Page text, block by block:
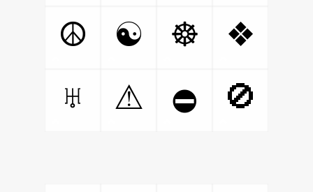
☮
☯ ☸
❖
♅
⚠ ⛔ 🚫